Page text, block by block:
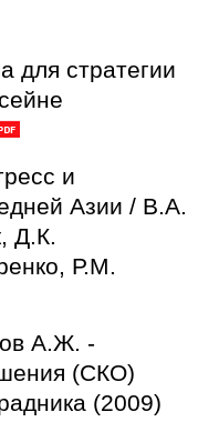
для стратегии
и
Азии / В.А.
Д.К.
Р.М.
А.Ж. -
(СКО)
(2009)